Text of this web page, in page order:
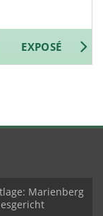
Marienberg